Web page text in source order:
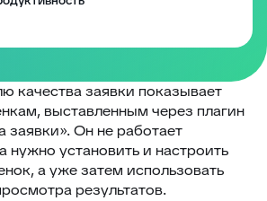
блоков заявки
на обработку персональных
качества заявки показывает
выставленным через плагин
заявки». Он не работает
нужно установить и настроить
а уже затем использовать
результатов.